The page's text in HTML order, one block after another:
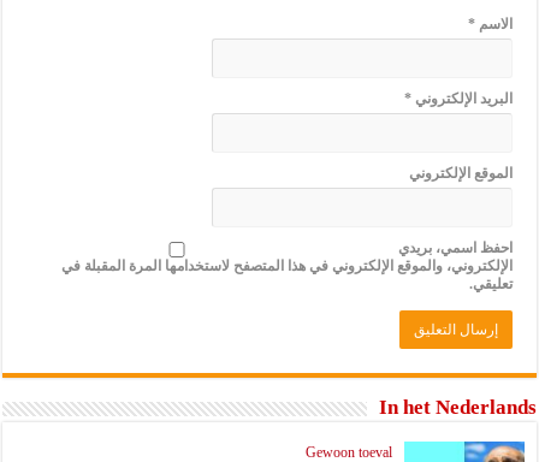
الاسم*
البريد الإلكتروني*
الموقع الإلكتروني
احفظ اسمي، بريدي
الإلكتروني، والموقع الإلكتروني في هذا المتصفح لاستخدامها المرة المقبلة في
تعليقي.
In het Nederlands
Gewoon toeval